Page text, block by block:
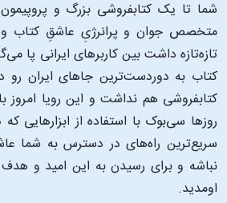
متخصص جوان و پرانرژیِ عاشقِ کتاب و
تازه‌تازه داشت بین کاربرهای ایرانی
کتاب به دوردست‌ترین جاهای ایران رو
کتابفروشی هم نداشت و این رویا امروز
‌روزها سی‌بوک با استفاده از ابزارهایی
سریع‌ترین راه‌های در دسترس به شما
نباشه و برای رسیدن به این امید و
اومدید.